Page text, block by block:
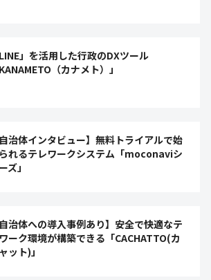
LINE」を活用した行政のDXツール
KANAMETO（カナメト）」
自治体インタビュー】無料トライアルで始
れるテレワークシステム「moconaviシ
ズ」
自治体への導入事例あり】安全で快適なテ
ーク環境が構築できる「CACHATTO(カ
ット)」